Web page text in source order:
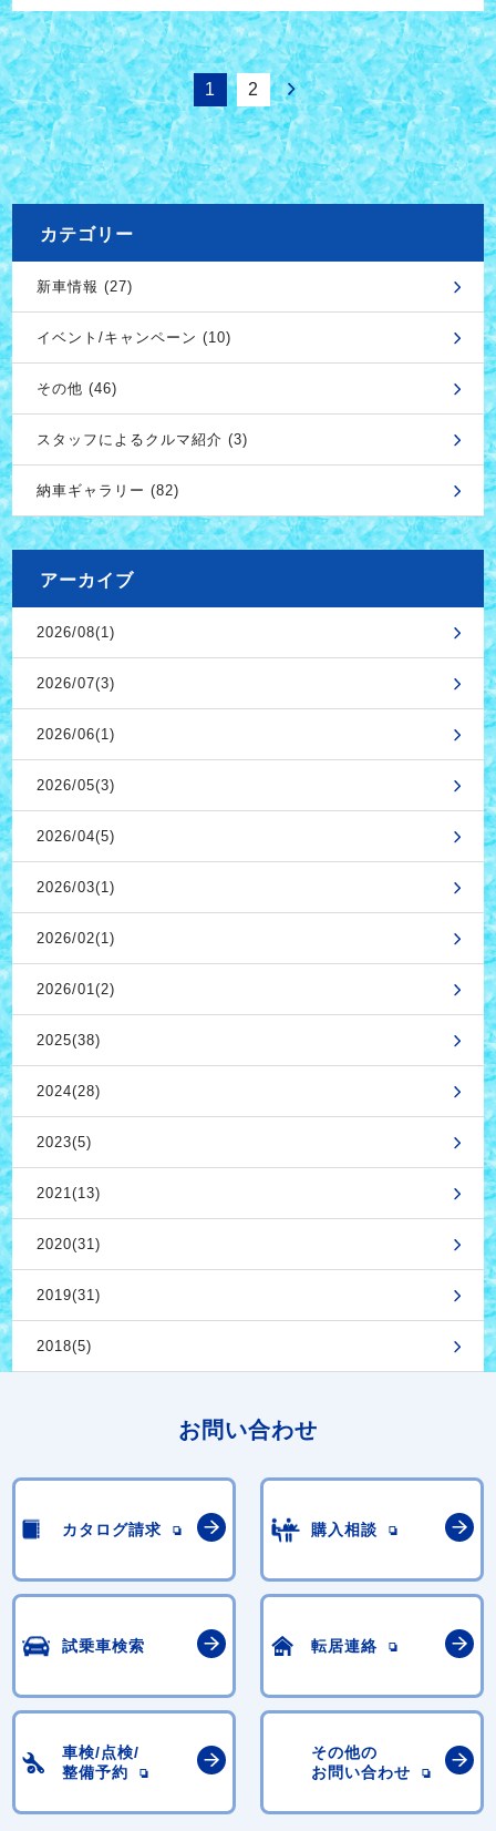
1 2
カテゴリー
新車情報 (27)
イベント/キャンペーン (10)
その他 (46)
スタッフによるクルマ紹介 (3)
納車ギャラリー (82)
アーカイブ
2026/08(1)
2026/07(3)
2026/06(1)
2026/05(3)
2026/04(5)
2026/03(1)
2026/02(1)
2026/01(2)
2025(38)
2024(28)
2023(5)
2021(13)
2020(31)
2019(31)
2018(5)
お問い合わせ
カタログ請求 購入相談
試乗車検索 転居連絡
車検/点検/
整備予約
その他の
お問い合わせ